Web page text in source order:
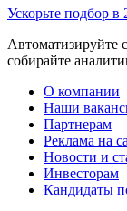
Ускорьте подбор в
Автоматизируйте
собирайте
О компании
Наши
Партнерам
Реклама на
Новости и
Инвесторам
Кандидаты